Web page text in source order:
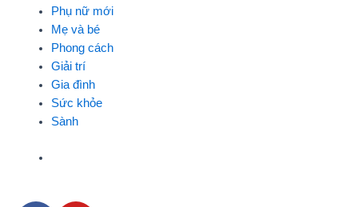
Phụ nữ mới
Mẹ và bé
Phong cách
Giải trí
Gia đình
Sức khỏe
Sành